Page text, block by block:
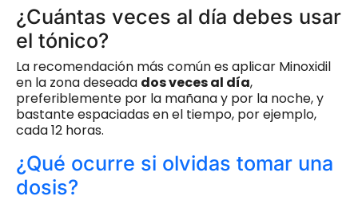
¿Cuántas veces al día debes usar
el tónico?
La recomendación más común es aplicar Minoxidil
en la zona deseada dos veces al día,
preferiblemente por la mañana y por la noche, y
bastante espaciadas en el tiempo, por ejemplo,
cada 12 horas.
¿Qué ocurre si olvidas tomar una
dosis?